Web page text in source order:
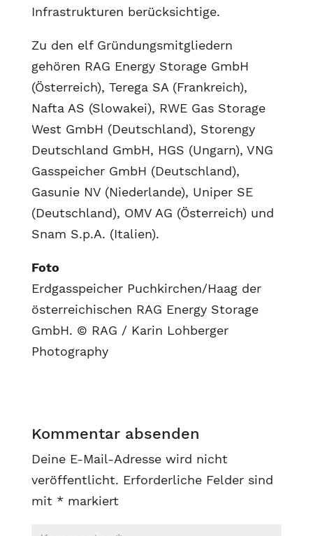
Infrastrukturen berücksichtige.
Zu den elf Gründungsmitgliedern
gehören RAG Energy Storage GmbH
(Österreich), Terega SA (Frankreich),
Nafta AS (Slowakei), RWE Gas Storage
West GmbH (Deutschland), Storengy
Deutschland GmbH, HGS (Ungarn), VNG
Gasspeicher GmbH (Deutschland),
Gasunie NV (Niederlande), Uniper SE
(Deutschland), OMV AG (Österreich) und
Snam S.p.A. (Italien).
Foto
Erdgasspeicher Puchkirchen/Haag der
österreichischen RAG Energy Storage
GmbH. © RAG / Karin Lohberger
Photography
Kommentar absenden
Deine E-Mail-Adresse wird nicht
veröffentlicht. Erforderliche Felder sind
mit * markiert